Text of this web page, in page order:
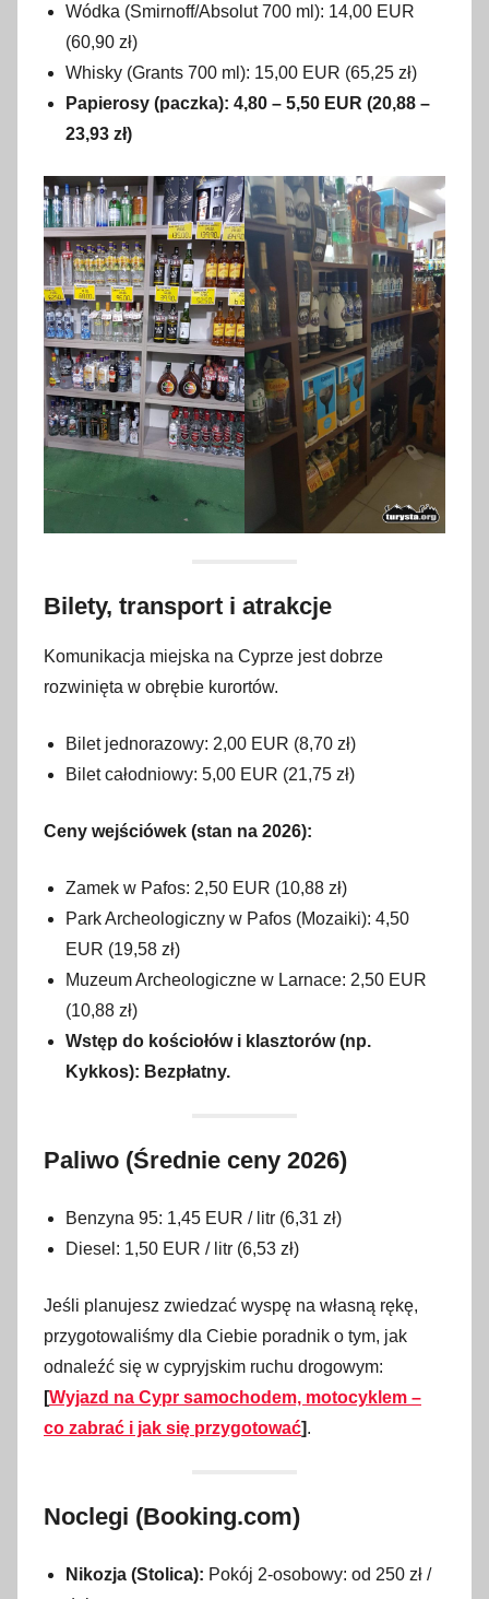
Wódka (Smirnoff/Absolut 700 ml): 14,00 EUR
(60,90 zł)
Whisky (Grants 700 ml): 15,00 EUR (65,25 zł)
Papierosy (paczka): 4,80 – 5,50 EUR (20,88 –
23,93 zł)
Bilety, transport i atrakcje
Komunikacja miejska na Cyprze jest dobrze
rozwinięta w obrębie kurortów.
Bilet jednorazowy: 2,00 EUR (8,70 zł)
Bilet całodniowy: 5,00 EUR (21,75 zł)
Ceny wejściówek (stan na 2026):
Zamek w Pafos: 2,50 EUR (10,88 zł)
Park Archeologiczny w Pafos (Mozaiki): 4,50
EUR (19,58 zł)
Muzeum Archeologiczne w Larnace: 2,50 EUR
(10,88 zł)
Wstęp do kościołów i klasztorów (np.
Kykkos): Bezpłatny.
Paliwo (Średnie ceny 2026)
Benzyna 95: 1,45 EUR / litr (6,31 zł)
Diesel: 1,50 EUR / litr (6,53 zł)
Jeśli planujesz zwiedzać wyspę na własną rękę,
przygotowaliśmy dla Ciebie poradnik o tym, jak
odnaleźć się w cypryjskim ruchu drogowym:
[Wyjazd na Cypr samochodem, motocyklem –
co zabrać i jak się przygotować].
Noclegi (Booking.com)
Nikozja (Stolica): Pokój 2-osobowy: od 250 zł /